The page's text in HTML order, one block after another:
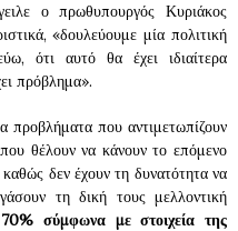
ο πρωθυπουργός Κυριάκος
«δουλεύουμε μία πολιτική
ότι αυτό θα έχει ιδιαίτερα
πρόβλημα».
προβλήματα που αντιμετωπίζουν
θέλουν να κάνουν το επόμενο
δεν έχουν τη δυνατότητα να
τη δική τους μελλοντική
σύμφωνα με στοιχεία της